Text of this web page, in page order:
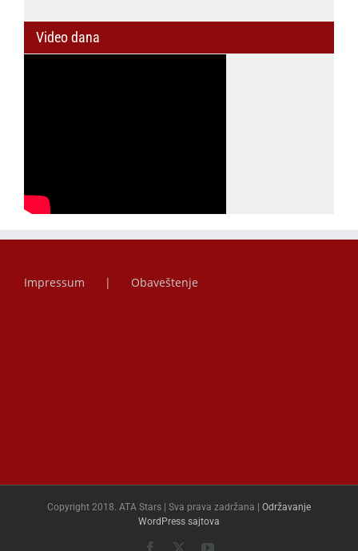
Video dana
Impressum Obaveštenje
Copyright 2018. ATA Stars | Sva prava zadržana | Održavanje
WordPress sajtova
Facebook YouTube